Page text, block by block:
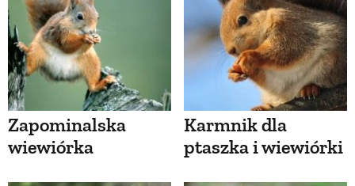
Zapominalska
wiewiórka
Karmnik dla
ptaszka i wiewiórki